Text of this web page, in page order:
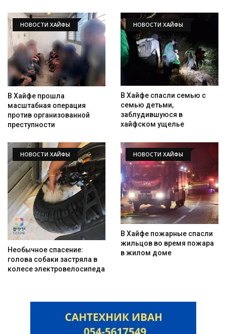
НОВОСТИ ХАЙФЫ
В Хайфе прошла
масштабная операция
против организованной
преступности
НОВОСТИ ХАЙФЫ
В Хайфе спасли семью с
семью детьми,
заблудившуюся в
хайфском ущелье
НОВОСТИ ХАЙФЫ
Необычное спасение:
голова собаки застряла в
колесе электровелосипеда
НОВОСТИ ХАЙФЫ
В Хайфе пожарные спасли
жильцов во время пожара
в жилом доме